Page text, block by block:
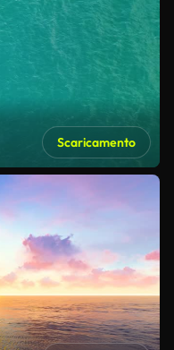
Scaricamento